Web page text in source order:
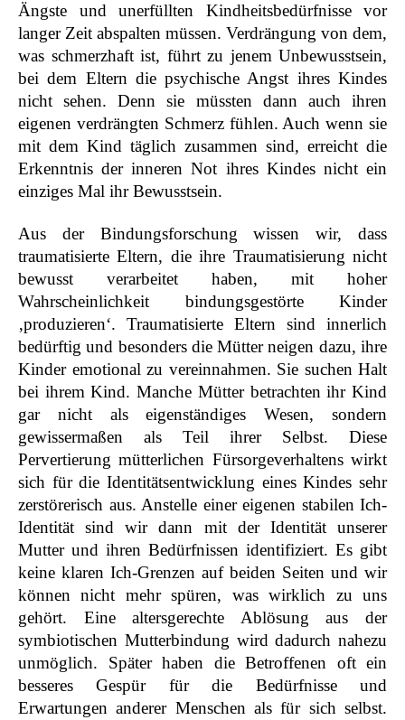
Ängste und unerfüllten Kindheitsbedürfnisse vor
langer Zeit abspalten müssen. Verdrängung von dem,
was schmerzhaft ist, führt zu jenem Unbewusstsein,
bei dem Eltern die psychische Angst ihres Kindes
nicht sehen. Denn sie müssten dann auch ihren
eigenen verdrängten Schmerz fühlen. Auch wenn sie
mit dem Kind täglich zusammen sind, erreicht die
Erkenntnis der inneren Not ihres Kindes nicht ein
einziges Mal ihr Bewusstsein.
Aus der Bindungsforschung wissen wir, dass
traumatisierte Eltern, die ihre Traumatisierung nicht
bewusst verarbeitet haben, mit hoher
Wahrscheinlichkeit bindungsgestörte Kinder
‚produzieren‘. Traumatisierte Eltern sind innerlich
bedürftig und besonders die Mütter neigen dazu, ihre
Kinder emotional zu vereinnahmen. Sie suchen Halt
bei ihrem Kind. Manche Mütter betrachten ihr Kind
gar nicht als eigenständiges Wesen, sondern
gewissermaßen als Teil ihrer Selbst. Diese
Pervertierung mütterlichen Fürsorgeverhaltens wirkt
sich für die Identitätsentwicklung eines Kindes sehr
zerstörerisch aus. Anstelle einer eigenen stabilen Ich-
Identität sind wir dann mit der Identität unserer
Mutter und ihren Bedürfnissen identifiziert. Es gibt
keine klaren Ich-Grenzen auf beiden Seiten und wir
können nicht mehr spüren, was wirklich zu uns
gehört. Eine altersgerechte Ablösung aus der
symbiotischen Mutterbindung wird dadurch nahezu
unmöglich. Später haben die Betroffenen oft ein
besseres Gespür für die Bedürfnisse und
Erwartungen anderer Menschen als für sich selbst.